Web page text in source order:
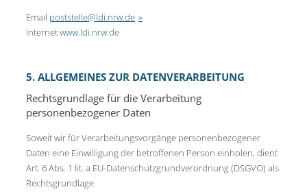
Email poststelle@ldi.nrw.de
Internetwww.ldi.nrw.de
5. ALLGEMEINES ZUR DATENVERARBEITUNG
Rechtsgrundlage für die Verarbeitung
personenbezogener Daten
Soweit wir für Verarbeitungsvorgänge personenbezogener
Daten eine Einwilligung der betroffenen Person einholen, dient
Art. 6 Abs. 1 lit. a EU-Datenschutzgrundverordnung (DSGVO) als
Rechtsgrundlage.